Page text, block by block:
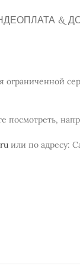
ОПЛАТА &
посмотреть,
или по адресу: